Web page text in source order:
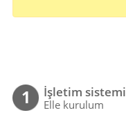
1 İşletim sistemi
Elle kurulum